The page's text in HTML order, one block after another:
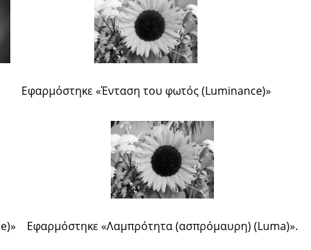
Εφαρμόστηκε «Ένταση του φωτός (Luminance)»
» Εφαρμόστηκε «Λαμπρότητα (ασπρόμαυρη) (Luma)».